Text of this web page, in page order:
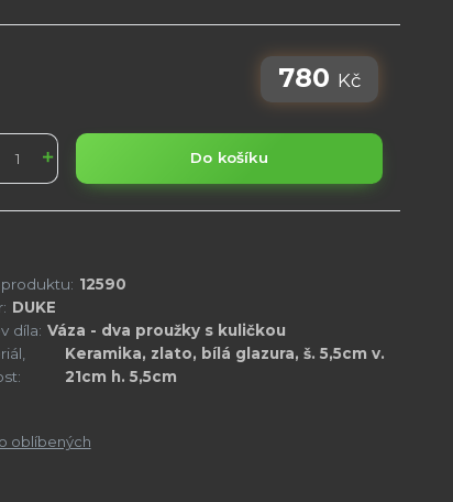
780 Kč
Do košíku
12590
DUKE
díla: Váza - dva proužky s kuličkou
Keramika, zlato, bílá glazura, š. 5,5cm v.
21cm h. 5,5cm
oblíbených